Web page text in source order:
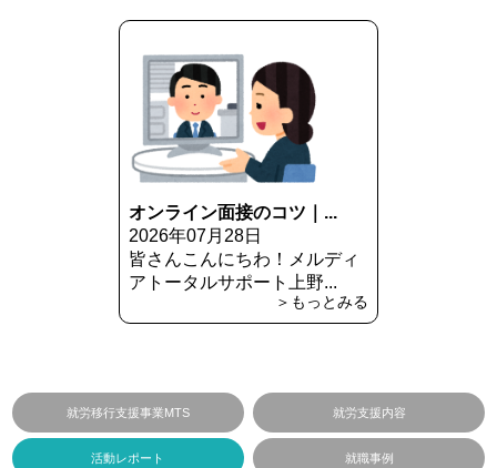
オンライン面接のコツ｜...
2026年07月28日
皆さんこんにちわ！メルディ
アトータルサポート上野...
＞もっとみる
就労移行支援事業MTS 就労支援内容
活動レポート 就職事例